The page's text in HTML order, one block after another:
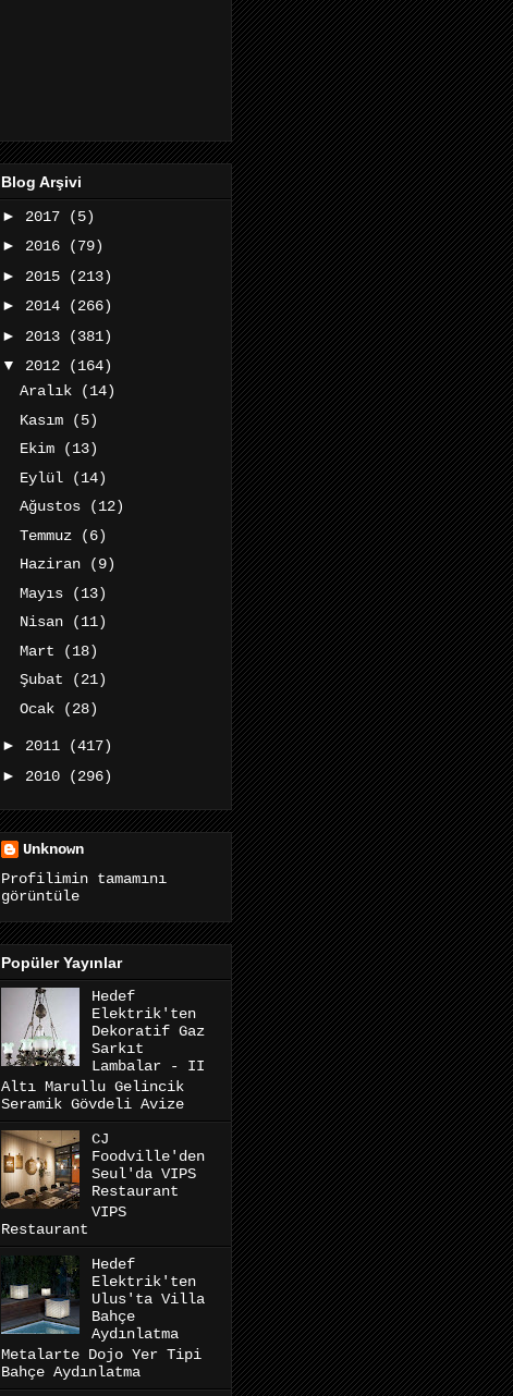
Blog Arşivi
► 2017
(5)
► 2016
(79)
► 2015
(213)
► 2014
(266)
► 2013
(381)
▼ 2012
(164)
Aralık
(14)
Kasım
(5)
Ekim
(13)
Eylül
(14)
Ağustos
(12)
Temmuz
(6)
Haziran
(9)
Mayıs
(13)
Nisan
(11)
Mart
(18)
Şubat
(21)
Ocak
(28)
► 2011
(417)
► 2010 (296)
Unknown
Profilimin tamamını
görüntüle
Popüler Yayınlar
Hedef
Elektrik'ten
Dekoratif Gaz
Sarkıt
Lambalar - II
Altı Marullu Gelincik
Seramik Gövdeli Avize
CJ
Foodville'den
Seul'da VIPS
Restaurant
VIPS
Restaurant
Hedef
Elektrik'ten
Ulus'ta Villa
Bahçe
Aydınlatma
Metalarte Dojo Yer Tipi
Bahçe Aydınlatma